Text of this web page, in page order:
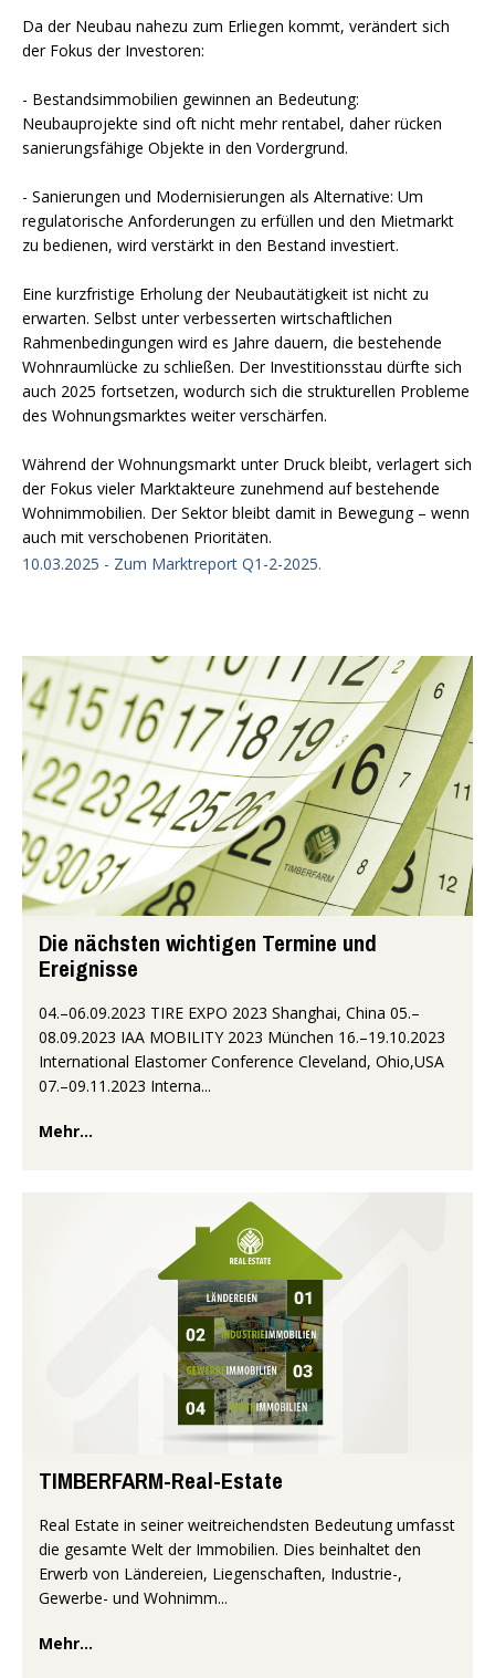
Da der Neubau nahezu zum Erliegen kommt, verändert sich
der Fokus der Investoren:
- Bestandsimmobilien gewinnen an Bedeutung:
Neubauprojekte sind oft nicht mehr rentabel, daher rücken
sanierungsfähige Objekte in den Vordergrund.
- Sanierungen und Modernisierungen als Alternative: Um
regulatorische Anforderungen zu erfüllen und den Mietmarkt
zu bedienen, wird verstärkt in den Bestand investiert.
Eine kurzfristige Erholung der Neubautätigkeit ist nicht zu
erwarten. Selbst unter verbesserten wirtschaftlichen
Rahmenbedingungen wird es Jahre dauern, die bestehende
Wohnraumlücke zu schließen. Der Investitionsstau dürfte sich
auch 2025 fortsetzen, wodurch sich die strukturellen Probleme
des Wohnungsmarktes weiter verschärfen.
Während der Wohnungsmarkt unter Druck bleibt, verlagert sich
der Fokus vieler Marktakteure zunehmend auf bestehende
Wohnimmobilien. Der Sektor bleibt damit in Bewegung – wenn
auch mit verschobenen Prioritäten.
10.03.2025 - Zum Marktreport Q1-2-2025.
Die nächsten wichtigen Termine und
Ereignisse
04.–06.09.2023 TIRE EXPO 2023 Shanghai, China 05.–
08.09.2023 IAA MOBILITY 2023 München 16.–19.10.2023
International Elastomer Conference Cleveland, Ohio,USA
07.–09.11.2023 Interna...
Mehr...
TIMBERFARM-Real-Estate
Real Estate in seiner weitreichendsten Bedeutung umfasst
die gesamte Welt der Immobilien. Dies beinhaltet den
Erwerb von Ländereien, Liegenschaften, Industrie-,
Gewerbe- und Wohnimm...
Mehr...